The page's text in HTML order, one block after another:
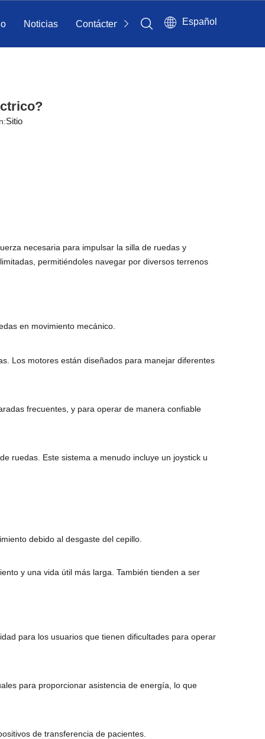
Noticias Contáctenos Español
Sitio
necesaria para impulsar la silla de ruedas y
permitiéndoles navegar por diversos terrenos
en movimiento mecánico.
Los motores están diseñados para manejar diferentes
frecuentes, y para operar de manera confiable
ruedas. Este sistema a menudo incluye un joystick u
debido al desgaste del cepillo.
y una vida útil más larga. También tienden a ser
para los usuarios que tienen dificultades para operar
para proporcionar asistencia de energía, lo que
de transferencia de pacientes.